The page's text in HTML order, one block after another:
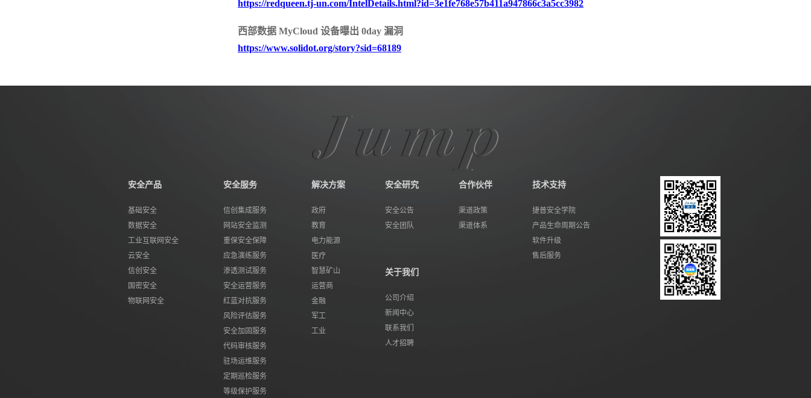
https://redqueen.tj-un.com/IntelDetails.html?id=3e1fe768e57b411a947866c3a5cc3982
西部数据 MyCloud 设备曝出 0day 漏洞
https://www.solidot.org/story?sid=68189
安全产品
基础安全
数据安全
工业互联网安全
云安全
信创安全
国密安全
物联网安全
安全服务
信创集成服务
网站安全监测
重保安全保障
应急演练服务
渗透测试服务
安全运营服务
红蓝对抗服务
风险评估服务
安全加固服务
代码审核服务
驻场运维服务
定期巡检服务
等级保护服务
解决方案
政府
教育
电力能源
医疗
智慧矿山
运营商
金融
军工
工业
安全研究
安全公告
安全团队
合作伙伴
渠道政策
渠道体系
技术支持
捷普安全学院
产品生命周期公告
软件升级
售后服务
关于我们
公司介绍
新闻中心
联系我们
人才招聘